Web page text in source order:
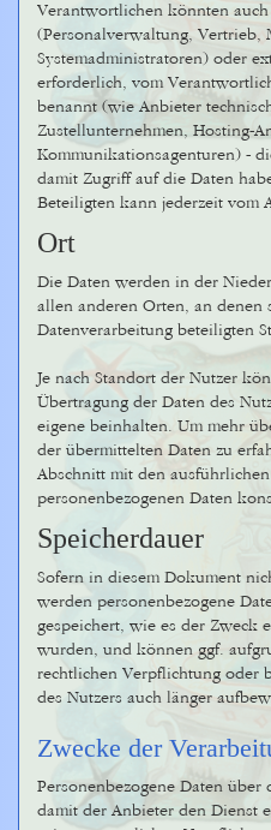
Verantwortlichen könnten
(Personalverwaltung, Vertrieb,
Systemadministratoren) oder
erforderlich, vom
benannt (wie Anbieter
Zustellunternehmen, Hosting-
Kommunikationsagenturen) -
damit Zugriff auf die Daten
Beteiligten kann jederzeit vom
Ort
Die Daten werden in der
allen anderen Orten, an denen
Datenverarbeitung beteiligten
Je nach Standort der Nutzer
Übertragung der Daten des
eigene beinhalten. Um mehr
der übermittelten Daten zu
Abschnitt mit den
personenbezogenen Daten
Speicherdauer
Sofern in diesem Dokument
werden personenbezogene
gespeichert, wie es der Zweck
wurden, und können ggf.
rechtlichen Verpflichtung oder
des Nutzers auch länger
Zwecke der
Personenbezogene Daten
damit der Anbieter den Dienst